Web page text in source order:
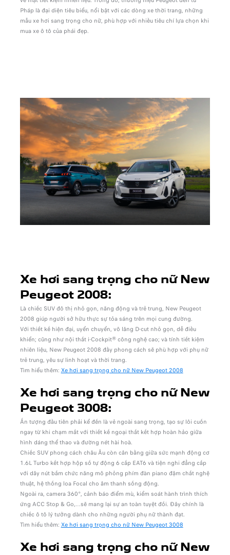
Pháp là đại diện tiêu biểu, nổi bật với các dòng xe thời trang, những
mẫu xe hơi sang trọng cho nữ, phù hợp với nhiều tiêu chí lựa chọn khi
mua xe ô tô của phái đẹp.
Xe hơi sang trọng cho nữ New
Peugeot 2008:
Là chiếc SUV đô thị nhỏ gọn, năng động và trẻ trung, New Peugeot
2008 giúp người sở hữu thực sự tỏa sáng trên mọi cung đường.
Với thiết kế hiện đại, uyển chuyển, vô lăng D-cut nhỏ gọn, dễ điều
khiển; cũng như nội thất i-Cockpit® công nghệ cao; và tính tiết kiệm
nhiên liệu, New Peugeot 2008 đầy phong cách sẽ phù hợp với phụ nữ
trẻ trung, yêu sự linh hoạt và thời trang.
Tìm hiểu thêm: Xe hơi sang trọng cho nữ New Peugeot 2008
Xe hơi sang trọng cho nữ New
Peugeot 3008:
Ấn tượng đầu tiên phải kể đến là vẻ ngoài sang trọng, tạo sự lôi cuốn
ngay từ khi chạm mắt với thiết kế ngoại thất kết hợp hoàn hảo giữa
hình dáng thể thao và đường nét hài hoà.
Chiếc SUV phong cách châu Âu còn cân bằng giữa sức mạnh động cơ
1.6L Turbo kết hợp hộp số tự động 6 cấp EAT6 và tiện nghi đẳng cấp
với dãy nút bấm chức năng mô phỏng phím đàn piano đậm chất nghệ
thuật, hệ thống loa Focal cho âm thanh sống động.
Ngoài ra, camera 360°, cảnh báo điểm mù, kiểm soát hành trình thích
ứng ACC Stop & Go,…sẽ mang lại sự an toàn tuyệt đối. Đây chính là
chiếc ô tô lý tưởng dành cho những người phụ nữ thành đạt.
Tìm hiểu thêm: Xe hơi sang trọng cho nữ New Peugeot 3008
Xe hơi sang trọng cho nữ New